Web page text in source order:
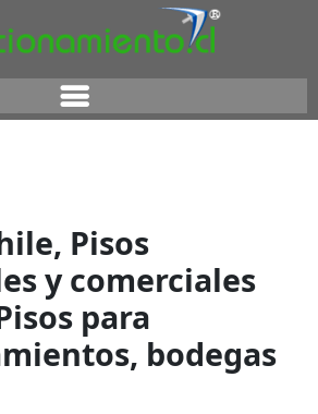
Pisos
y comerciales
para
bodegas